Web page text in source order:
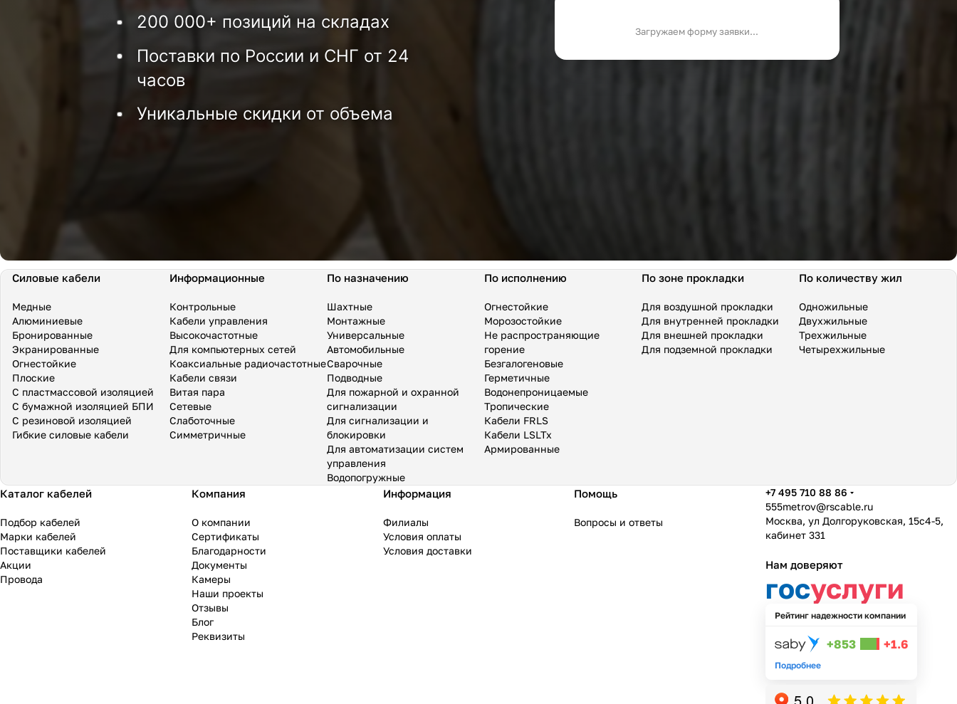
200 000+ позиций на складах
Поставки по России и СНГ от 24
часов
Уникальные скидки от объема
Загружаем форму заявки...
Силовые кабели
Медные
Алюминиевые
Бронированные
Экранированные
Огнестойкие
Плоские
С пластмассовой изоляцией
С бумажной изоляцией БПИ
С резиновой изоляцией
Гибкие силовые кабели
Информационные
Контрольные
Кабели управления
Высокочастотные
Для компьютерных сетей
Коаксиальные радиочастотные
Кабели связи
Витая пара
Сетевые
Слаботочные
Симметричные
По назначению
Шахтные
Монтажные
Универсальные
Автомобильные
Сварочные
Подводные
Для пожарной и охранной
сигнализации
Для сигнализации и
блокировки
Для автоматизации систем
управления
Водопогружные
По исполнению
Огнестойкие
Морозостойкие
Не распространяющие
горение
Безгалогеновые
Герметичные
Водонепроницаемые
Тропические
Кабели FRLS
Кабели LSLTx
Армированные
По зоне прокладки
Для воздушной прокладки
Для внутренней прокладки
Для внешней прокладки
Для подземной прокладки
По количеству жил
Одножильные
Двухжильные
Трехжильные
Четырехжильные
Каталог кабелей
Подбор кабелей
Марки кабелей
Поставщики кабелей
Акции
Провода
Компания
О компании
Сертификаты
Благодарности
Документы
Камеры
Наши проекты
Отзывы
Блог
Реквизиты
Информация
Филиалы
Условия оплаты
Условия доставки
Помощь
Вопросы и ответы
+7 495 710 88 86
555metrov@rscable.ru
Москва, ул Долгоруковская, 15с4-5,
кабинет 331
Нам доверяют
госуслуги
Рейтинг надежности компании
+853 +1.6
Подробнее